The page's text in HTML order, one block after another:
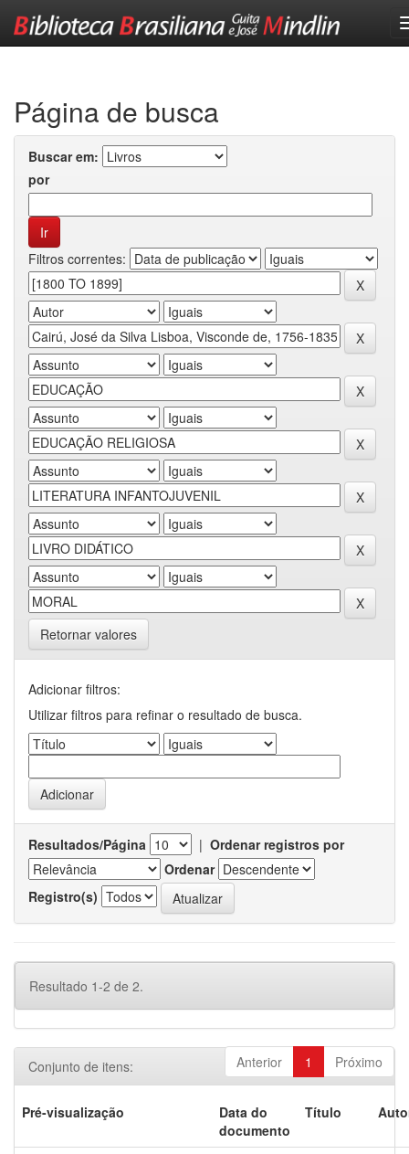
Página de busca
Buscar em:
por
Filtros correntes:
Retornar valores
Adicionar filtros:
Utilizar filtros para refinar o resultado de busca.
Resultados/Página | Ordenar registros por
Ordenar
Registro(s)
Resultado 1-2 de 2.
Anterior 1 Próximo
Conjunto de itens:
Pré-visualização
Data do
documento
Título